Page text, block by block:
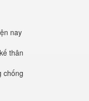
nay
thân
chống